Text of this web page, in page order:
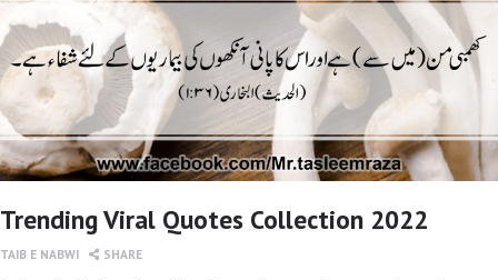
Trending Viral Quotes Collection 2022
TAIB E NABWI SHARE